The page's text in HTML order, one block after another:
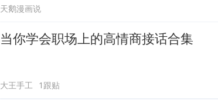
天鹅漫画说
当你学会职场上的高情商接话合集
大王手工 1跟贴